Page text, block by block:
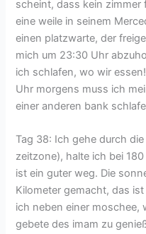
scheint, dass kein zimmer
eine weile in seinem
einen platzwarte, der
mich um 23:30 Uhr
ich schlafen, wo wir
Uhr morgens muss ich
einer anderen bank
Tag 38: Ich gehe durch
zeitzone), halte ich bei
ist ein guter weg. Die
Kilometer gemacht, das
ich neben einer moschee,
gebete des imam zu